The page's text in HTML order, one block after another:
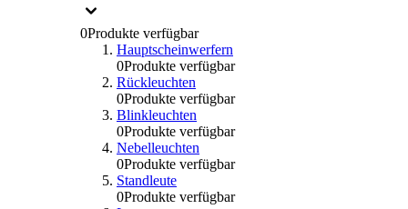
0Produkte verfügbar
Hauptscheinwerfern
0Produkte verfügbar
Rückleuchten
0Produkte verfügbar
Blinkleuchten
0Produkte verfügbar
Nebelleuchten
0Produkte verfügbar
Standleute
0Produkte verfügbar